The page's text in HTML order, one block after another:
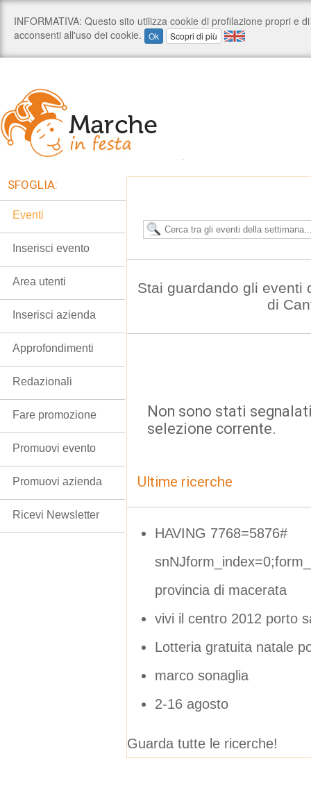
Stai guardando gli eventi
di
Non sono stati
selezione corrente.
Ultime ricerche
HAVING 7768=5876#
provincia di macerata
vivi il centro 2012 porto
Lotteria gratuita natale
marco sonaglia
2-16 agosto
Guarda tutte le ricerche!
SFOGLIA:
Eventi
Inserisci evento
Area utenti
Inserisci azienda
Approfondimenti
Redazionali
Fare promozione
Promuovi evento
Promuovi azienda
Ricevi Newsletter